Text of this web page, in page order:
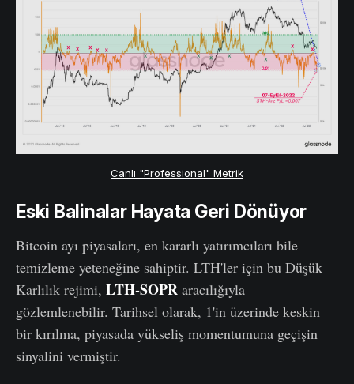
Canlı "Professional" Metrik
Eski Balinalar Hayata Geri Dönüyor
Bitcoin ayı piyasaları, en kararlı yatırımcıları bile
temizleme yeteneğine sahiptir. LTH'ler için bu Düşük
Karlılık rejimi, LTH-SOPR aracılığıyla
gözlemlenebilir. Tarihsel olarak, 1'in üzerinde keskin
bir kırılma, piyasada yükseliş momentumuna geçişin
sinyalini vermiştir.